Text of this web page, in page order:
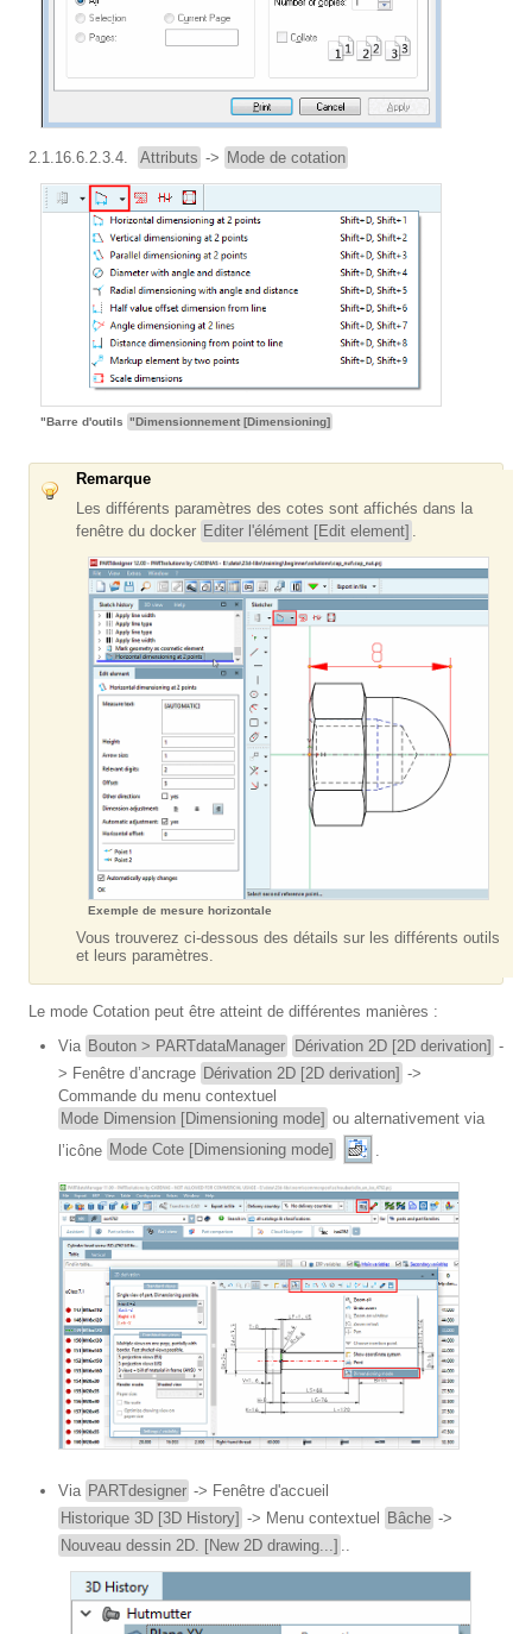
2.1.16.6.2.3.4. Attributs -> Mode de cotation
"Barre d'outils "Dimensionnement [Dimensioning]
Remarque
Les différents paramètres des cotes sont affichés dans la
fenêtre du docker Editer l'élément [Edit element]
Exemple de mesure horizontale
Vous trouverez ci-dessous des détails sur les différents outils
et leurs paramètres.
Le mode Cotation peut être atteint de différentes manières :
Via Bouton > PARTdataManager Dérivation 2D [2D derivation] -
> Fenêtre d’ancrage Dérivation 2D [2D derivation] ->
Commande du menu contextuel
Mode Dimension [Dimensioning mode] ou alternativement via
l’icône Mode Cote [Dimensioning mode]
Via PARTdesigner -> Fenêtre d'accueil
Historique 3D [3D History] -> Menu contextuel Bâche ->
Nouveau dessin 2D. [New 2D drawing...] ..